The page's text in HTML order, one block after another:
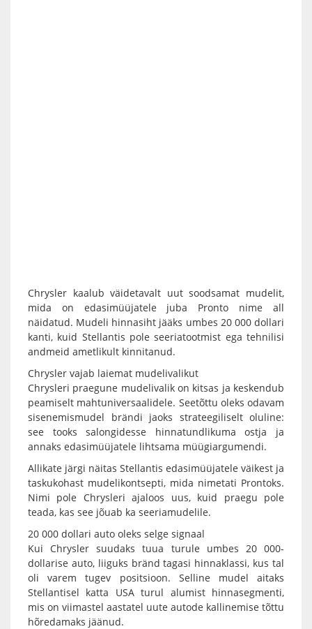
Chrysler kaalub väidetavalt uut soodsamat mudelit,
mida on edasimüüjatele juba Pronto nime all
näidatud. Mudeli hinnasiht jääks umbes 20 000 dollari
kanti, kuid Stellantis pole seeriatootmist ega tehnilisi
andmeid ametlikult kinnitanud.
Chrysler vajab laiemat mudelivalikut
Chrysleri praegune mudelivalik on kitsas ja keskendub
peamiselt mahtuniversaalidele. Seetõttu oleks odavam
sisenemismudel brändi jaoks strateegiliselt oluline:
see tooks salongidesse hinnatundlikuma ostja ja
annaks edasimüüjatele lihtsama müügiargumendi.
Allikate järgi näitas Stellantis edasimüüjatele väikest ja
taskukohast mudelikontsepti, mida nimetati Prontoks.
Nimi pole Chrysleri ajaloos uus, kuid praegu pole
teada, kas see jõuab ka seeriamudelile.
20 000 dollari auto oleks selge signaal
Kui Chrysler suudaks tuua turule umbes 20 000-
dollarise auto, liiguks bränd tagasi hinnaklassi, kus tal
oli varem tugev positsioon. Selline mudel aitaks
Stellantisel katta USA turul alumist hinnasegmenti,
mis on viimastel aastatel uute autode kallinemise tõttu
hõredamaks jäänud.